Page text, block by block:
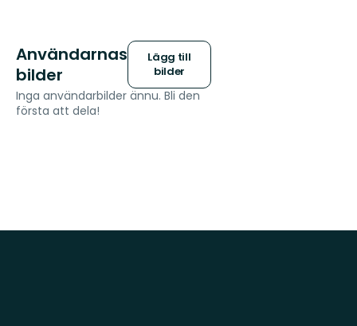
Användarnas
bilder
Lägg till
bilder
Inga användarbilder ännu. Bli den
första att dela!